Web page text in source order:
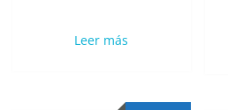
era:
Leer más